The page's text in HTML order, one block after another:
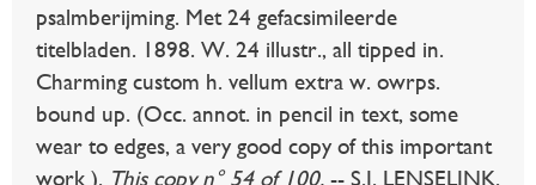
psalmberijming. Met 24 gefacsimileerde
titelbladen. 1898. W. 24 illustr., all tipped in.
Charming custom h. vellum extra w. owrps.
bound up. (Occ. annot. in pencil in text, some
wear to edges, a very good copy of this important
work ). This copy n° 54 of 100. -- S.J. LENSELINK.